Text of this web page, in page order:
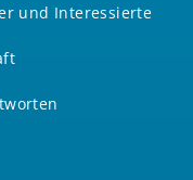
und Interessierte